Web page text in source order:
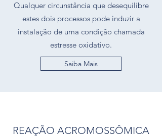
Qualquer circunstância que desequilibre
estes dois processos pode induzir a
instalação de uma condição chamada
estresse oxidativo.
Saiba Mais
REAÇÃO ACROMOSSÔMICA